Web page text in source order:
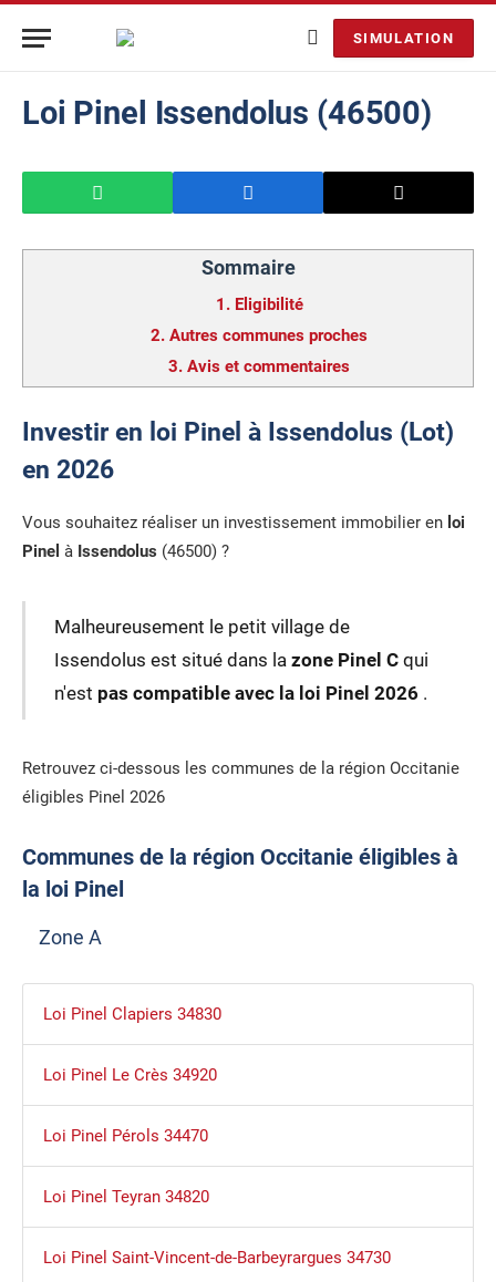
SIMULATION
Loi Pinel Issendolus (46500)
Sommaire
1. Eligibilité
2. Autres communes proches
3. Avis et commentaires
Investir en loi Pinel à Issendolus (Lot)
en 2026
Vous souhaitez réaliser un investissement immobilier en loi
Pinel à Issendolus (46500) ?
Malheureusement le petit village de
Issendolus est situé dans la zone Pinel Cqui
n'est pas compatible avec la loi Pinel 2026 .
Retrouvez ci-dessous les communes de la région Occitanie
éligibles Pinel 2026
Communes de la région Occitanie éligibles à
la loi Pinel
Zone A
Loi Pinel Clapiers 34830
Loi Pinel Le Crès 34920
Loi Pinel Pérols 34470
Loi Pinel Teyran 34820
Loi Pinel Saint-Vincent-de-Barbeyrargues 34730